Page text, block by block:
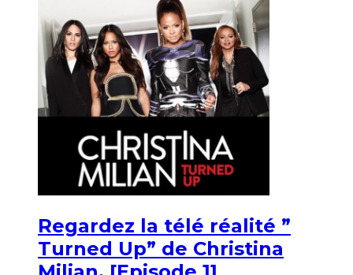
Regardez la télé réalité ”
Turned Up” de Christina